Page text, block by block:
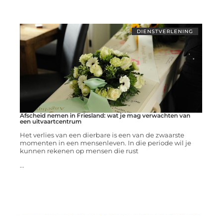
DIENSTVERLENING
Afscheid nemen in Friesland: wat je mag verwachten van
een uitvaartcentrum
Het verlies van een dierbare is een van de zwaarste
momenten in een mensenleven. In die periode wil je
kunnen rekenen op mensen die rust
...